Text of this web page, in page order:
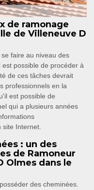
de ramonage
de Villeneuve D
faire au niveau des
possible de procéder à
de ces tâches devrait
professionnels en la
est possible de
qui a plusieurs années
site Internet.
: un des
de Ramoneur
Olmes dans le
des cheminées.